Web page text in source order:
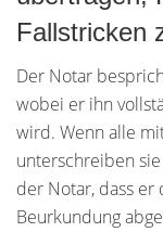
Fallstricken
Der Notar
wobei er ihn
wird. Wenn alle
unterschreiben
der Notar, dass
Beurkundung